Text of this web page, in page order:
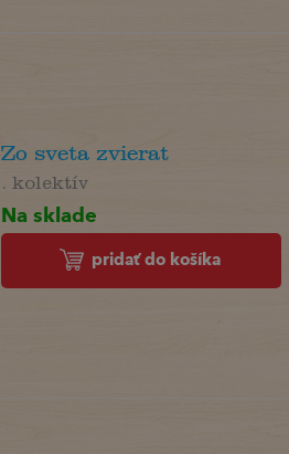
Zo sveta zvierat
. kolektív
Na sklade
pridať do košíka